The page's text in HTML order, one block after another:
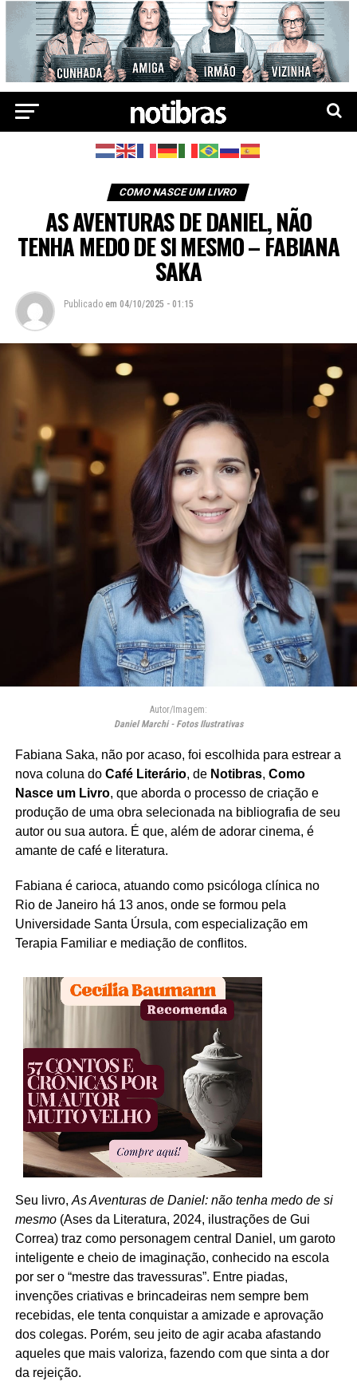
COMO NASCE UM LIVRO
AS AVENTURAS DE DANIEL, NÃO
TENHA MEDO DE SI MESMO – FABIANA
SAKA
Publicado em 04/10/2025 - 01:15
Autor/Imagem:
Daniel Marchi - Fotos Ilustrativas
Fabiana Saka, não por acaso, foi escolhida para estrear a
nova coluna do Café Literário, de Notibras, Como
Nasce um Livro, que aborda o processo de criação e
produção de uma obra selecionada na bibliografia de seu
autor ou sua autora. É que, além de adorar cinema, é
amante de café e literatura.
Fabiana é carioca, atuando como psicóloga clínica no
Rio de Janeiro há 13 anos, onde se formou pela
Universidade Santa Úrsula, com especialização em
Terapia Familiar e mediação de conflitos.
Seu livro, As Aventuras de Daniel: não tenha medo de si
mesmo(Ases da Literatura, 2024, ilustrações de Gui
Correa) traz como personagem central Daniel, um garoto
inteligente e cheio de imaginação, conhecido na escola
por ser o “mestre das travessuras”. Entre piadas,
invenções criativas e brincadeiras nem sempre bem
recebidas, ele tenta conquistar a amizade e aprovação
dos colegas. Porém, seu jeito de agir acaba afastando
aqueles que mais valoriza, fazendo com que sinta a dor
da rejeição.